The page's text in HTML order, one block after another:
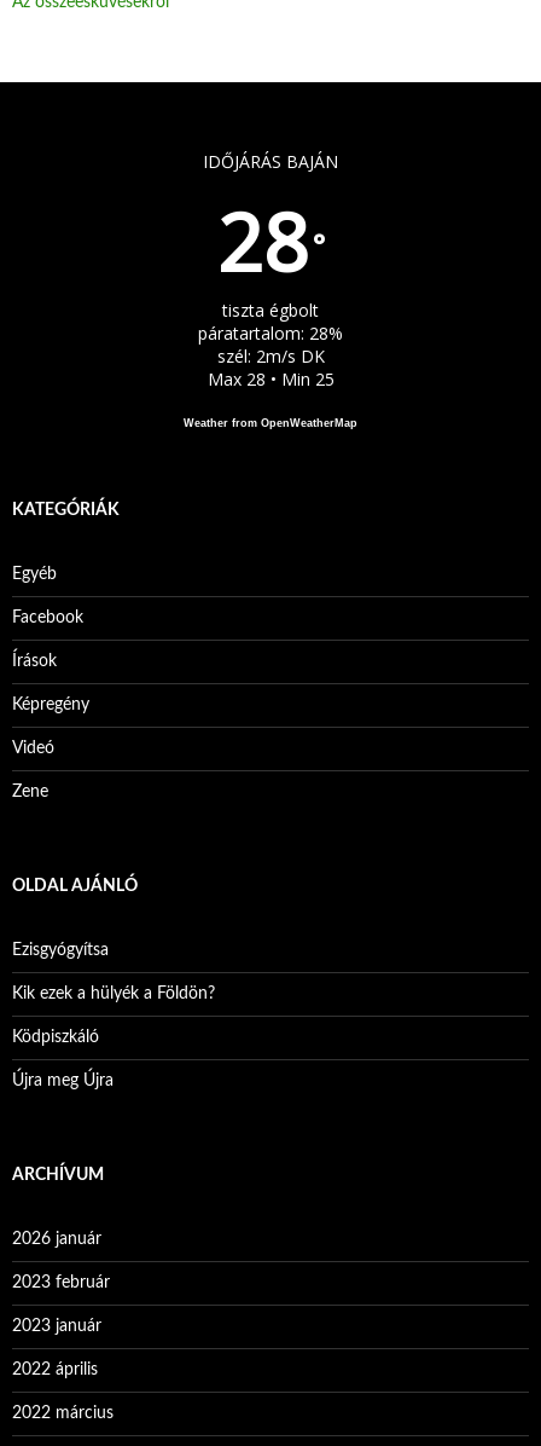
IDŐJÁRÁS BAJÁN
28°
tiszta égbolt
páratartalom: 28%
szél: 2m/s DK
Max 28 • Min 25
Weather from OpenWeatherMap
KATEGÓRIÁK
Egyéb
Facebook
Írások
Képregény
Videó
Zene
OLDAL AJÁNLÓ
Ezisgyógyítsa
Kik ezek a hülyék a Földön?
Ködpiszkáló
Újra meg Újra
ARCHÍVUM
2026 január
2023 február
2023 január
2022 április
2022 március